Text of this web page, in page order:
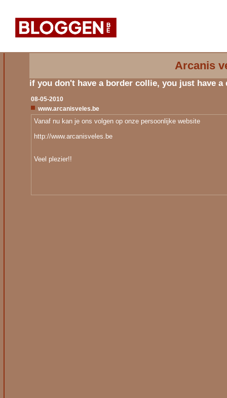
Arcanis
if you don't have a border collie, you just have a
08-05-2010
www.arcanisveles.be
Vanaf nu kan je ons volgen op onze persoonlijke website
http://www.arcanisveles.be
Veel plezier!!